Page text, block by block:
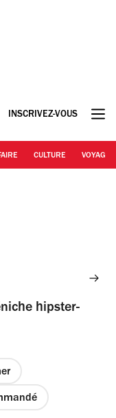
INSCRIVEZ-VOUS
CULTURE VOYAGE
hipster-